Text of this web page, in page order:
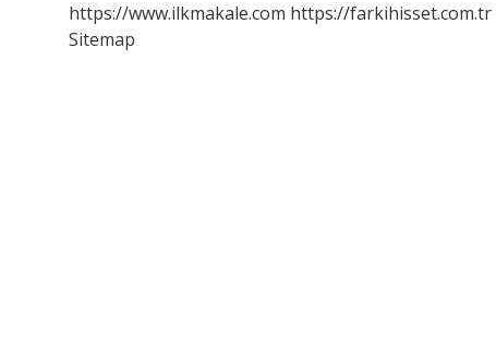
https://www.ilkmakale.com https://farkihisset.com.tr
Sitemap